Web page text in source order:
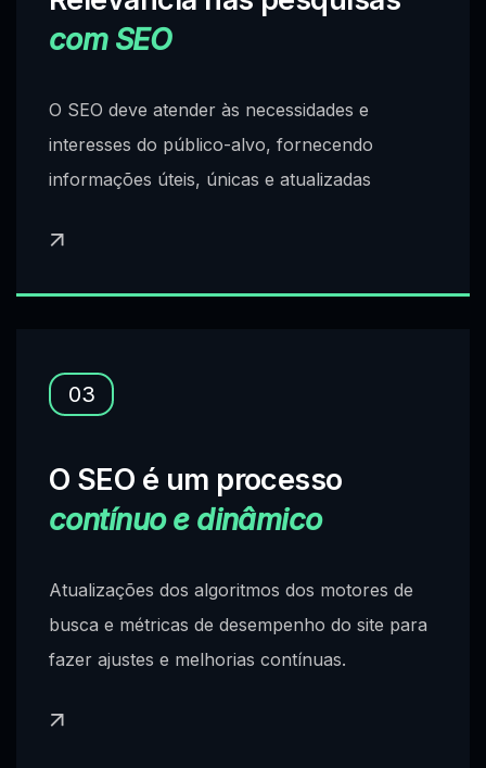
com SEO
O SEO deve atender às necessidades e
interesses do público-alvo, fornecendo
informações úteis, únicas e atualizadas
03
O SEO é um processo
contínuo e dinâmico
Atualizações dos algoritmos dos motores de
busca e métricas de desempenho do site para
fazer ajustes e melhorias contínuas.